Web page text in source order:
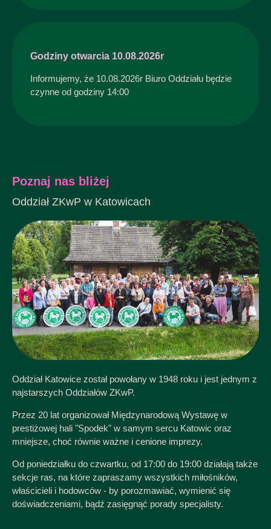
Godziny otwarcia 10.08.2026r
Informujemy, że 10.08.2026r Biuro Oddziału będzie
czynne od godziny 14:00
Poznaj nas bliżej
Oddział ZKwP w Katowicach
Oddział Katowice został powołany w 1948 roku i jest jednym z
najstarszych Oddziałów ZKwP.
Przez 20 lat organizował Międzynarodową Wystawę w
prestiżowej hali "Spodek" w samym sercu Katowic oraz
mniejsze, choć równie ważne i cenione imprezy.
Od poniedziałku do czwartku, od 17:00 do 19:00 działają także
sekcje ras, na które zapraszamy wszystkich miłośników,
właścicieli i hodowców - by porozmawiać, wymienić się
doświadczeniami, bądź zasięgnąć porady specjalisty.